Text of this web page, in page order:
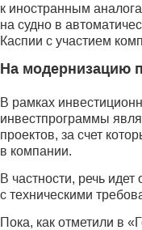
к иностранным
на судно в
Каспии с участием
На модернизацию
В рамках
инвестпрограммы
проектов, за счет
в компании.
В частности, речь
с техническими
Пока, как отметили в